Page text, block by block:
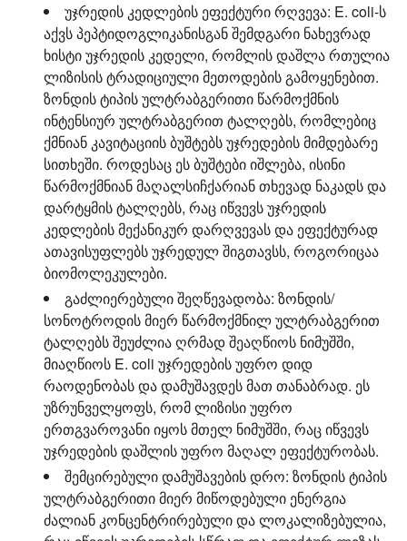
უჯრედის კედლების ეფექტური რღვევა: E. coli-ს
აქვს პეპტიდოგლიკანისგან შემდგარი ნახევრად
ხისტი უჯრედის კედელი, რომლის დაშლა რთულია
ლიზისის ტრადიციული მეთოდების გამოყენებით.
ზონდის ტიპის ულტრაბგერითი წარმოქმნის
ინტენსიურ ულტრაბგერით ტალღებს, რომლებიც
ქმნიან კავიტაციის ბუშტებს უჯრედების მიმდებარე
სითხეში. როდესაც ეს ბუშტები იშლება, ისინი
წარმოქმნიან მაღალსიჩქარიან თხევად ნაკადს და
დარტყმის ტალღებს, რაც იწვევს უჯრედის
კედლების მექანიკურ დარღვევას და ეფექტურად
ათავისუფლებს უჯრედულ შიგთავსს, როგორიცაა
ბიომოლეკულები.
გაძლიერებული შეღწევადობა: ზონდის/
სონოტროდის მიერ წარმოქმნილ ულტრაბგერით
ტალღებს შეუძლია ღრმად შეაღწიოს ნიმუშში,
მიაღწიოს E. coli უჯრედების უფრო დიდ
რაოდენობას და დამუშავდეს მათ თანაბრად. ეს
უზრუნველყოფს, რომ ლიზისი უფრო
ერთგვაროვანი იყოს მთელ ნიმუშში, რაც იწვევს
უჯრედების დაშლის უფრო მაღალ ეფექტურობას.
შემცირებული დამუშავების დრო: ზონდის ტიპის
ულტრაბგერითი მიერ მიწოდებული ენერგია
ძალიან კონცენტრირებული და ლოკალიზებულია,